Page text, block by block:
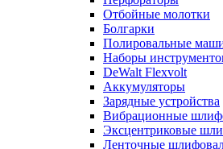
Отбойные молотки
Болгарки
Полировальные
Наборы
DeWalt Flexvolt
Аккумуляторы
Зарядные устройства
Вибрационные
Эксцентриковые
Ленточные